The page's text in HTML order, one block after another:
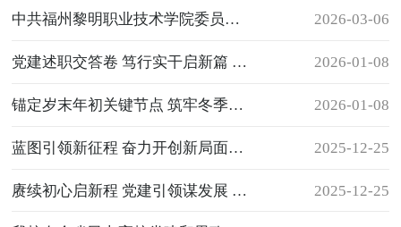
中共福州黎明职业技术学院委员会召开树立和践行正确政绩观学习教育动员部署会 2026-03-06
党建述职交答卷 笃行实干启新篇 ——我院召开2025年度支部书记抓基层党建工作述职报告会 2026-01-08
锚定岁末年初关键节点 筑牢冬季校园安全防线——我院召开2025年下半年安全稳定形势分析研判会 2026-01-08
蓝图引领新征程 奋力开创新局面—— 中共福州黎明职业技术学院委员会召开学习贯彻党的二十届四中全会精神宣讲报告会 2025-12-25
赓续初心启新程 党建引领谋发展 ——中共福州黎明职业技术学院党委换届选举党员大会顺利召开 2025-12-25